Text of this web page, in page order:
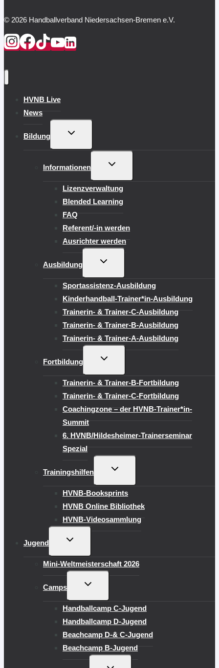
© 2026 Handballverband Niedersachsen-Bremen e.V.
HVNB Live
News
Bildung
UNTERMENÜ
Informationen
UNTERMENÜ
Lizenzverwaltung
Blended Learning
FAQ
Referent/-in werden
Ausrichter werden
Ausbildung
UNTERMENÜ
Sportassistenz-Ausbildung
Kinderhandball-Trainer*in-Ausbildung
Trainerin- & Trainer-C-Ausbildung
Trainerin- & Trainer-B-Ausbildung
Trainerin- & Trainer-A-Ausbildung
Fortbildung
UNTERMENÜ
Trainerin- & Trainer-B-Fortbildung
Trainerin- & Trainer-C-Fortbildung
Coachingzone – der HVNB-Trainer*in-
Summit
6. HVNB/Hildesheimer-Trainerseminar
Spezial
Trainingshilfen
UNTERMENÜ
HVNB-Booksprints
HVNB Online Bibliothek
HVNB-Videosammlung
Jugend
UNTERMENÜ
Mini-Weltmeisterschaft 2026
Camps
UNTERMENÜ
Handballcamp C-Jugend
Handballcamp D-Jugend
Beachcamp D-& C-Jugend
Beachcamp B-Jugend